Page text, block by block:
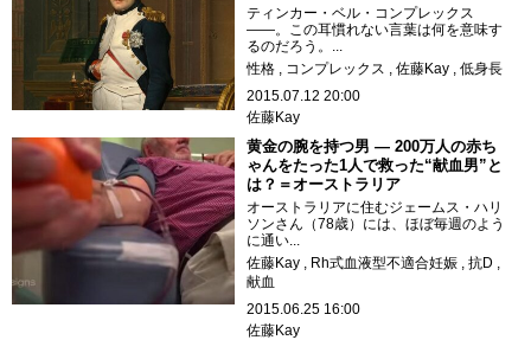
ティンカー・ベル・コンプレックス
――。この耳慣れない言葉は何を意味す
るのだろう。...
性格
コンプレックス 佐藤Kay
低身長
2015.07.12 20:00
佐藤Kay
黄金の腕を持つ男 ― 200万人の赤ち
ゃんをたった1人で救った“献血男”と
は？＝オーストラリア
オーストラリアに住むジェームス・ハリ
ソンさん（78歳）には、ほぼ毎週のよう
に通い...
佐藤Kay
Rh式血液型不適合妊娠
抗D
献血
2015.06.25 16:00
佐藤Kay